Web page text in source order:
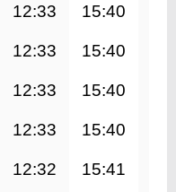
12:33 15:40
12:33 15:40
12:33 15:40
12:33 15:40
12:32 15:41